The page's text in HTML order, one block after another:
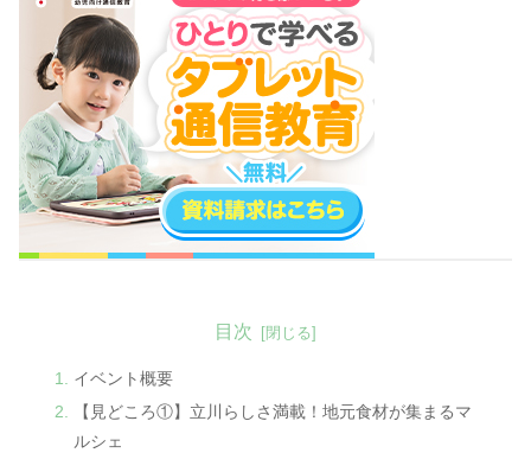
目次
イベント概要
【見どころ①】立川らしさ満載！地元食材が集まるマ
ルシェ